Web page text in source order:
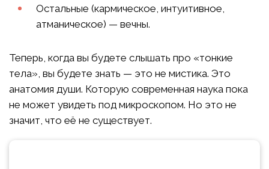
Остальные (кармическое, интуитивное,
атманическое) — вечны.
Теперь, когда вы будете слышать про «тонкие
тела», вы будете знать — это не мистика. Это
анатомия души. Которую современная наука пока
не может увидеть под микроскопом. Но это не
значит, что её не существует.